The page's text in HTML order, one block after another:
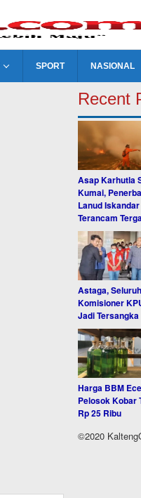
SPORT NASIONAL
Recent
Asap Karhutla
Kumai,
Lanud Iskandar
Terancam
Astaga, Seluruh
Komisioner
Jadi Tersangka
Harga BBM
Pelosok Kobar
Rp 25 Ribu
©2020